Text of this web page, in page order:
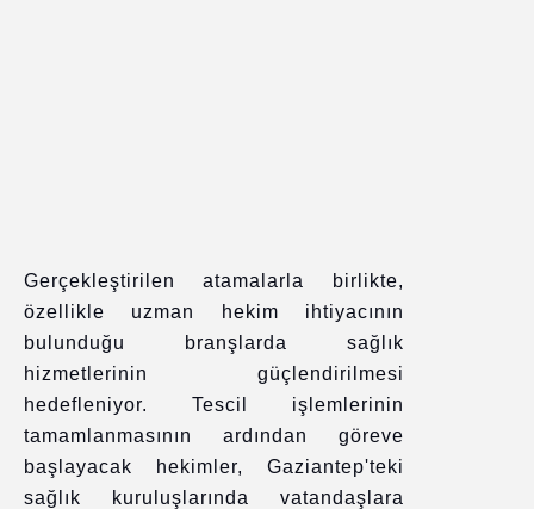
Gerçekleştirilen atamalarla birlikte,
özellikle uzman hekim ihtiyacının
bulunduğu branşlarda sağlık
hizmetlerinin güçlendirilmesi
hedefleniyor. Tescil işlemlerinin
tamamlanmasının ardından göreve
başlayacak hekimler, Gaziantep'teki
sağlık kuruluşlarında vatandaşlara